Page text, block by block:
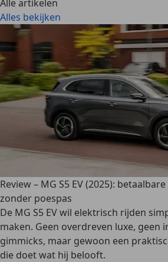
Alle artikelen
Alles bekijken
Review – MG S5 EV (2025):
zonder poespas
De MG S5 EV wil elektrisch rijden
maken. Geen overdreven luxe, geen
gimmicks, maar gewoon een
die doet wat hij belooft.